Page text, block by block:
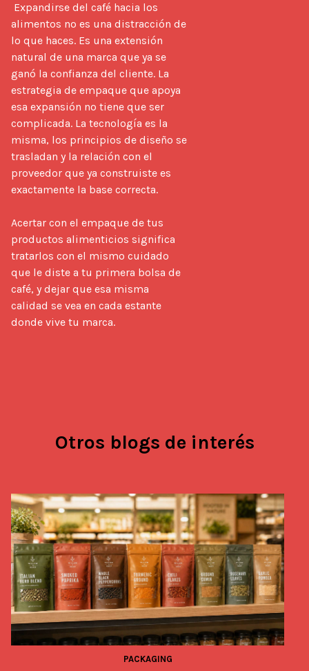
alimentos no es una distracción de
lo que haces. Es una extensión
natural de una marca que ya se
ganó la confianza del cliente. La
estrategia de empaque que apoya
esa expansión no tiene que ser
complicada. La tecnología es la
misma, los principios de diseño se
trasladan y la relación con el
proveedor que ya construiste es
exactamente la base correcta.
Acertar con el empaque de tus
productos alimenticios significa
tratarlos con el mismo cuidado
que le diste a tu primera bolsa de
café, y dejar que esa misma
calidad se vea en cada estante
donde vive tu marca.
Otros blogs de interés
PACKAGING